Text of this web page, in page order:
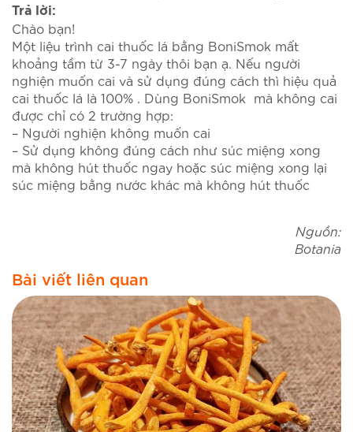
Trả lời:
Chào bạn!
Một liệu trình cai thuốc lá bằng BoniSmok mất
khoảng tầm từ 3-7 ngày thôi bạn ạ. Nếu người
nghiện muốn cai và sử dụng đúng cách thì hiệu quả
cai thuốc lá là 100% . Dùng BoniSmok mà không cai
được chỉ có 2 trường hợp:
– Người nghiện không muốn cai
– Sử dụng không đúng cách như súc miệng xong
mà không hút thuốc ngay hoặc súc miệng xong lại
súc miệng bằng nước khác mà không hút thuốc
Nguồn:
Botania
Bài viết liên quan